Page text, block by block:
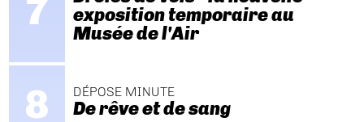
exposition temporaire au
Musée de l'Air
DÉPOSE MINUTE
De rêve et de sang